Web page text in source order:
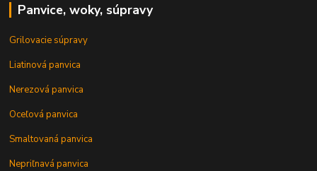
Panvice, woky, súpravy
Grilovacie súpravy
Liatinová panvica
Nerezová panvica
Oceľová panvica
Smaltovaná panvica
Nepriľnavá panvica